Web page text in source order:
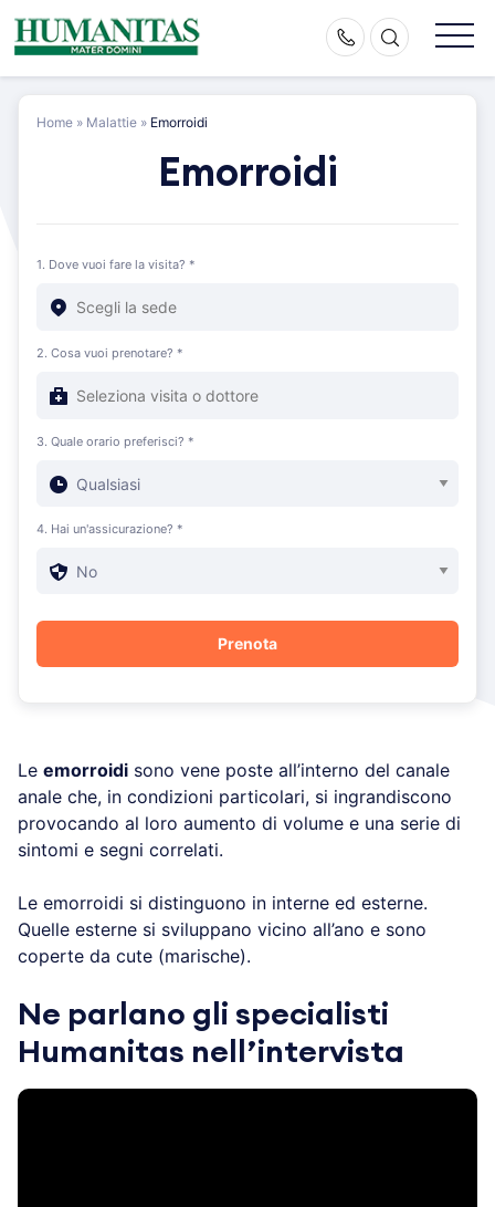
Skip
to
Home » Malattie » Emorroidi
Emorroidi
1. Dove vuoi fare la visita? *
2. Cosa vuoi prenotare? *
3. Quale orario preferisci? *
4. Hai un'assicurazione? *
Le emorroidi sono vene poste all’interno del canale
anale che, in condizioni particolari, si ingrandiscono
provocando al loro aumento di volume e una serie di
sintomi e segni correlati.
Le emorroidi si distinguono in interne ed esterne.
Quelle esterne si sviluppano vicino all’ano e sono
coperte da cute (marische).
Ne parlano gli specialisti
Humanitas nell’intervista